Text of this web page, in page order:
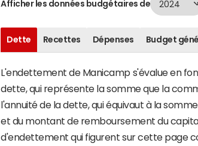
Afficher les données budgétaires de
Dette Recettes Dépenses Budget
L'endettement de Manicamp s'évalue en
dette, qui représente la somme que la
l'annuité de la dette, qui équivaut à la
et du montant de remboursement du
d'endettement qui figurent sur cette page